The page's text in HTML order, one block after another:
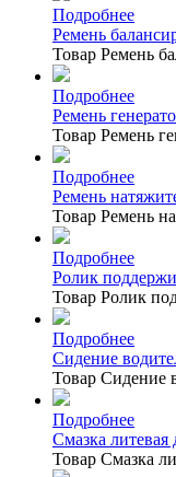
Подробнее
Ремень
Товар Ремень
Подробнее
Ремень
Товар Ремень
Подробнее
Ремень
Товар Ремень
Подробнее
Ролик
Товар Ролик
Подробнее
Сидение
Товар Сидение
Подробнее
Смазка
Товар Смазка